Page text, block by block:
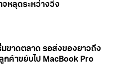
หลุดระหว่างวิ่ง
มขาดตลาด รอส่งของยาวถึง
กค้าขยับไป MacBook Pro